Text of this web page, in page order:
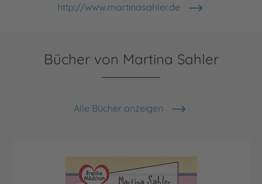
http://www.martinasahler.de
Bücher von Martina Sahler
Alle Bücher anzeigen